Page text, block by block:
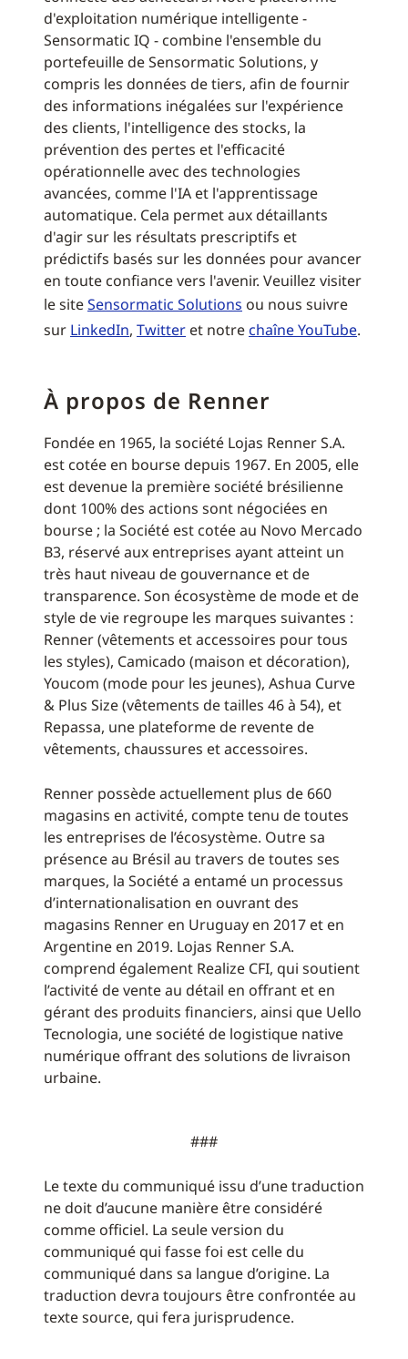
d'exploitation numérique intelligente -
Sensormatic IQ - combine l'ensemble du
portefeuille de Sensormatic Solutions, y
compris les données de tiers, afin de fournir
des informations inégalées sur l'expérience
des clients, l'intelligence des stocks, la
prévention des pertes et l'efficacité
opérationnelle avec des technologies
avancées, comme l'IA et l'apprentissage
automatique. Cela permet aux détaillants
d'agir sur les résultats prescriptifs et
prédictifs basés sur les données pour avancer
en toute confiance vers l'avenir. Veuillez visiter
le siteSensormatic Solutions ou nous suivre
sur LinkedIn, Twitter et notre chaîne YouTube.
À propos de Renner
Fondée en 1965, la société Lojas Renner S.A.
est cotée en bourse depuis 1967. En 2005, elle
est devenue la première société brésilienne
dont 100% des actions sont négociées en
bourse ; la Société est cotée au Novo Mercado
B3, réservé aux entreprises ayant atteint un
très haut niveau de gouvernance et de
transparence. Son écosystème de mode et de
style de vie regroupe les marques suivantes :
Renner (vêtements et accessoires pour tous
les styles), Camicado (maison et décoration),
Youcom (mode pour les jeunes), Ashua Curve
& Plus Size (vêtements de tailles 46 à 54), et
Repassa, une plateforme de revente de
vêtements, chaussures et accessoires.
Renner possède actuellement plus de 660
magasins en activité, compte tenu de toutes
les entreprises de l’écosystème. Outre sa
présence au Brésil au travers de toutes ses
marques, la Société a entamé un processus
d’internationalisation en ouvrant des
magasins Renner en Uruguay en 2017 et en
Argentine en 2019. Lojas Renner S.A.
comprend également Realize CFI, qui soutient
l’activité de vente au détail en offrant et en
gérant des produits financiers, ainsi que Uello
Tecnologia, une société de logistique native
numérique offrant des solutions de livraison
urbaine.
###
Le texte du communiqué issu d’une traduction
ne doit d’aucune manière être considéré
comme officiel. La seule version du
communiqué qui fasse foi est celle du
communiqué dans sa langue d’origine. La
traduction devra toujours être confrontée au
texte source, qui fera jurisprudence.